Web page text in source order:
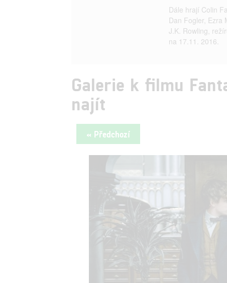
Dále hrají Colin
Dan Fogler, Ezra
J.K. Rowling,
na 17.11. 2016.
Galerie k filmu
najít
« Předchozí